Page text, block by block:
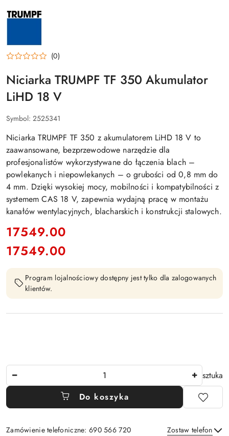
PRODUCENT
TRUMPF
OBRÓBKI
BLACHY,
PROFESJONALNE
DLA
PRZEMYSŁU
I
DEKARSTWA
(0)
Niciarka TRUMPF TF 350 Akumulator
LiHD 18 V
Symbol: 2525341
Niciarka TRUMPF TF 350 z akumulatorem LiHD 18 V to
zaawansowane, bezprzewodowe narzędzie dla
profesjonalistów wykorzystywane do łączenia blach –
powlekanych i niepowlekanych – o grubości od 0,8 mm do
4 mm. Dzięki wysokiej mocy, mobilności i kompatybilności z
systemem CAS 18 V, zapewnia wydajną pracę w montażu
kanałów wentylacyjnych, blacharskich i konstrukcji stalowych.
cena:
17549.00
Cena:
17549.00
Program lojalnościowy dostępny jest tylko dla zalogowanych
klientów.
sztuka
Do koszyka
Zamówienie telefoniczne: 690 566 720 Zostaw telefon